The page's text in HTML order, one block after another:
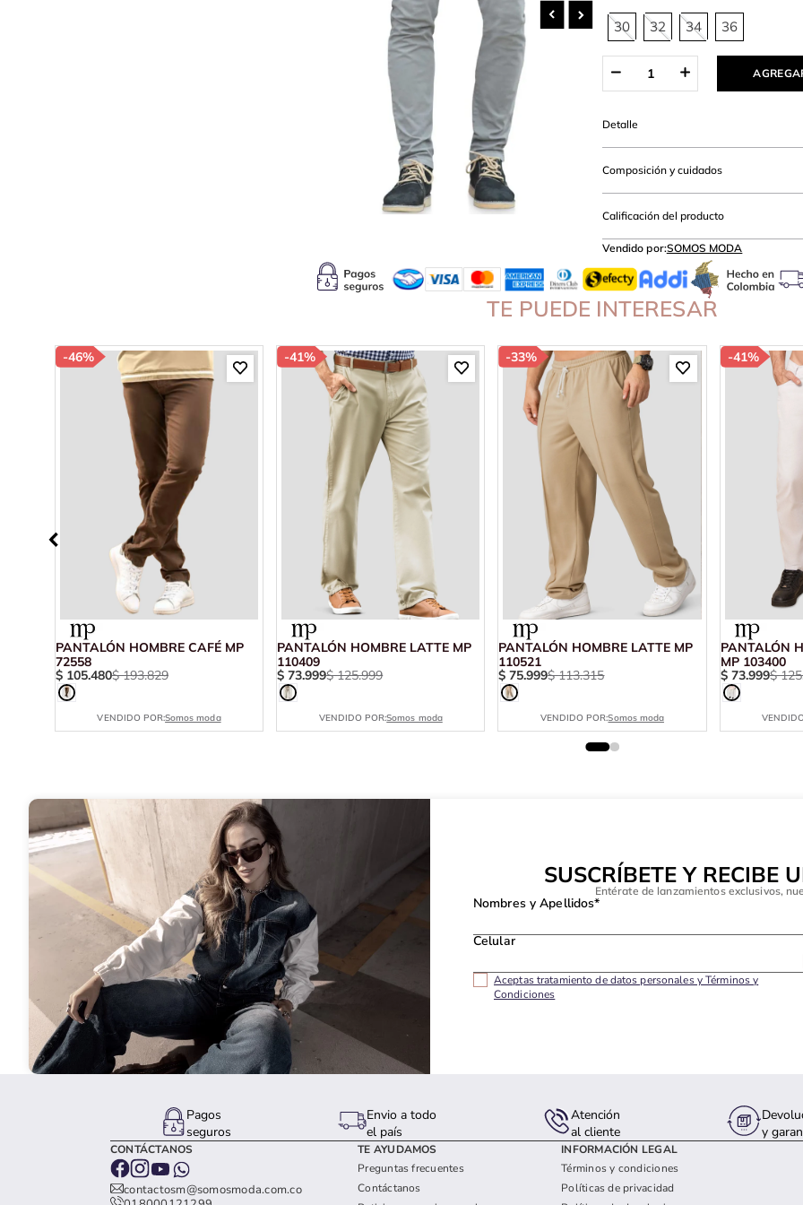
30 32 34 36
Detalle
Composición y cuidados
Calificación del producto
Vendido por:SOMOS MODA
TE PUEDE INTERESAR
-46%
PANTALÓN HOMBRE CAFÉ MP
72558
$ 105.480$ 193.829
VENDIDO POR:Somos moda
-41%
PANTALÓN HOMBRE LATTE MP
110409
$ 73.999$ 125.999
VENDIDO POR:Somos moda
-33%
PANTALÓN HOMBRE LATTE MP
110521
$ 75.999$ 113.315
VENDIDO POR:Somos moda
-41%
PANTALÓN
MP 103400
$ 73.999$ 125
SUSCRÍBETE Y RECIBE
Entérate de lanzamientos exclusivos,
Nombres y Apellidos*
Celular
Aceptas tratamiento de datos personales y Términos y
Condiciones
Pagos
seguros
Envio a todo
el país
Atención
al cliente
y
CONTÁCTANOS
contactosm@somosmoda.com.co
TE AYUDAMOS
Preguntas frecuentes
Contáctanos
INFORMACIÓN LEGAL
Términos y condiciones
Políticas de privacidad
camibuzo